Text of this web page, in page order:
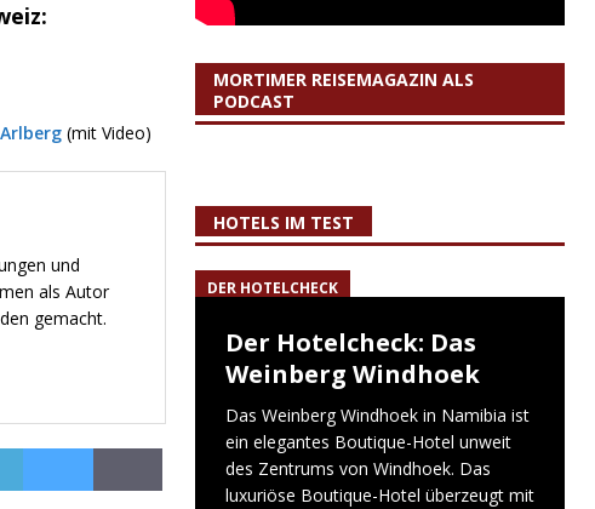
(mit Video)
und
als Autor
gemacht.
MORTIMER REISEMAGAZIN ALS
PODCAST
HOTELS IM TEST
DER HOTELCHECK
Der Hotelcheck: Das
Weinberg Windhoek
Das Weinberg Windhoek in Namibia ist
ein elegantes Boutique-Hotel unweit
des Zentrums von Windhoek. Das
luxuriöse Boutique-Hotel überzeugt mit